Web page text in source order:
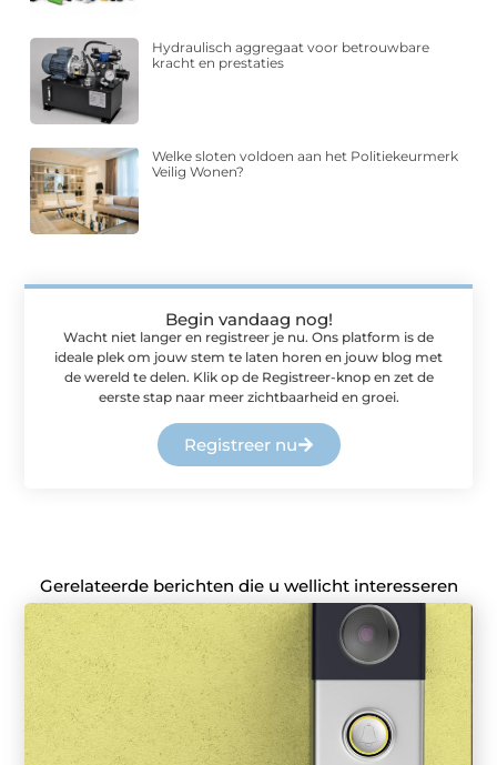
Hydraulisch aggregaat voor betrouwbare
kracht en prestaties
Welke sloten voldoen aan het Politiekeurmerk
Veilig Wonen?
Begin vandaag nog!
Wacht niet langer en registreer je nu. Ons platform is de
ideale plek om jouw stem te laten horen en jouw blog met
de wereld te delen. Klik op de Registreer-knop en zet de
eerste stap naar meer zichtbaarheid en groei.
Registreer nu
Gerelateerde berichten die u wellicht interesseren